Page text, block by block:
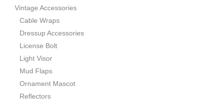
Vintage Accessories
Cable Wraps
Dressup Accessories
License Bolt
Light Visor
Mud Flaps
Ornament Mascot
Reflectors